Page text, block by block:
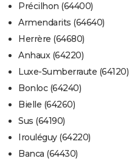
Précilhon (64400)
Armendarits (64640)
Herrère (64680)
Anhaux (64220)
Luxe-Sumberraute (64120)
Bonloc (64240)
Bielle (64260)
Sus (64190)
Irouléguy (64220)
Banca (64430)